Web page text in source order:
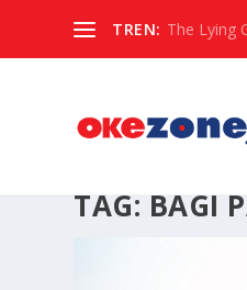
TREN: The Lying
TAG: BAGI